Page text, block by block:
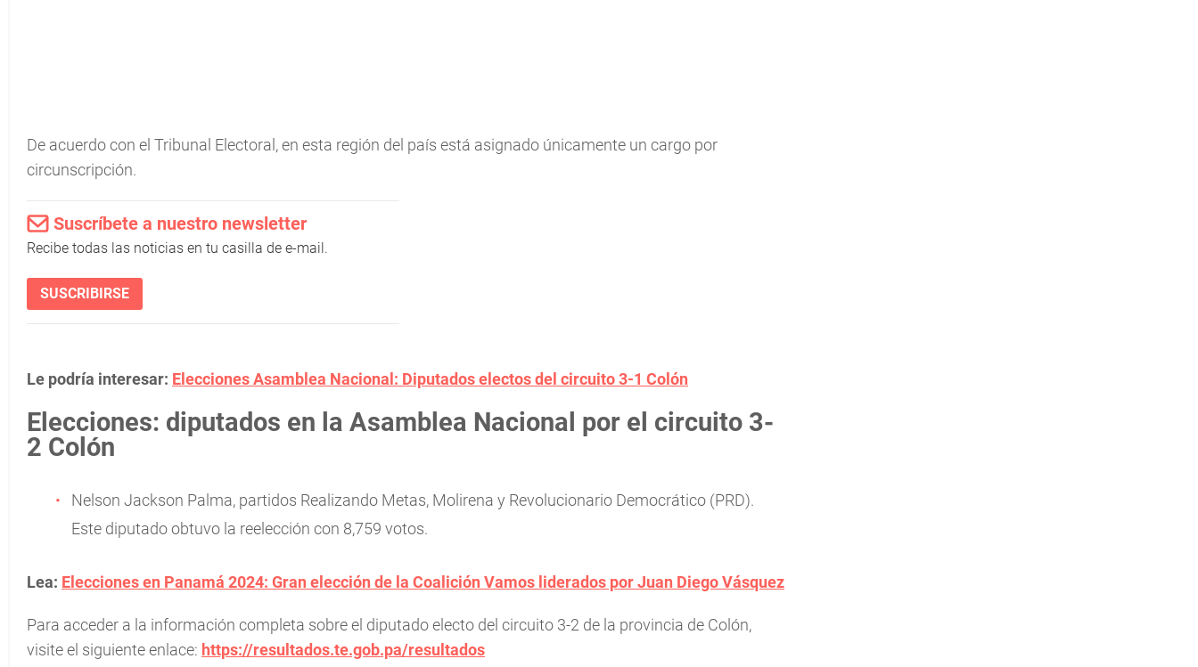
De acuerdo con el Tribunal Electoral, en esta región del país está asignado únicamente un cargo por
circunscripción.
Suscríbete a nuestro newsletter
Recibe todas las noticias en tu casilla de e-mail.
SUSCRIBIRSE
Le podría interesar: Elecciones Asamblea Nacional: Diputados electos del circuito 3-1 Colón
Elecciones: diputados en la Asamblea Nacional por el circuito 3-
2 Colón
Nelson Jackson Palma, partidos Realizando Metas, Molirena y Revolucionario Democrático (PRD).
Este diputado obtuvo la reelección con 8,759 votos.
Lea: Elecciones en Panamá 2024: Gran elección de la Coalición Vamos liderados por Juan Diego Vásquez
Para acceder a la información completa sobre el diputado electo del circuito 3-2 de la provincia de Colón,
visite el siguiente enlace: https://resultados.te.gob.pa/resultados